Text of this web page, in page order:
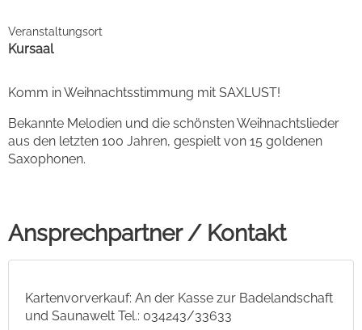
Veranstaltungsort
Kursaal
Komm in Weihnachtsstimmung mit SAXLUST!
Bekannte Melodien und die schönsten Weihnachtslieder
aus den letzten 100 Jahren, gespielt von 15 goldenen
Saxophonen.
Ansprechpartner / Kontakt
Kartenvorverkauf: An der Kasse zur Badelandschaft
und Saunawelt Tel.: 034243/33633